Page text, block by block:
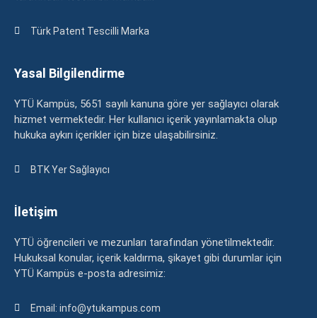
Türk Patent Tescilli Marka
Yasal Bilgilendirme
YTÜ Kampüs, 5651 sayılı kanuna göre yer sağlayıcı olarak
hizmet vermektedir. Her kullanıcı içerik yayınlamakta olup
hukuka aykırı içerikler için bize ulaşabilirsiniz.
BTK Yer Sağlayıcı
İletişim
YTÜ öğrencileri ve mezunları tarafından yönetilmektedir.
Hukuksal konular, içerik kaldırma, şikayet gibi durumlar için
YTÜ Kampüs e-posta adresimiz:
Email: info@ytukampus.com